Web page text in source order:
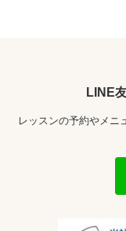
LINE
レッスンの予約やメニ